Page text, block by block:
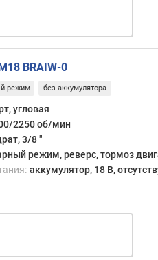
BRAIW-0
режим без аккумулятора
угловая
2250 об/мин
3/8 "
режим, реверс, тормоз
аккумулятор, 18 В,